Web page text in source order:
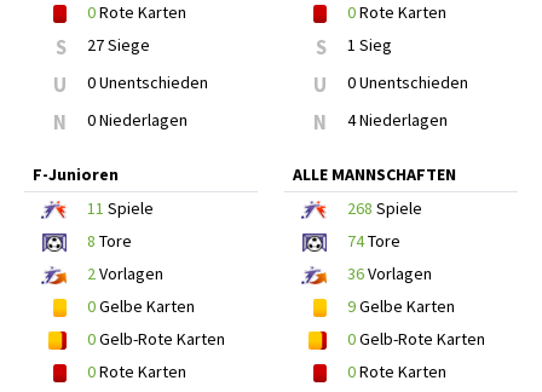
0Rote Karten
S 27 Siege
U 0 Unentschieden
N 0 Niederlagen
0Rote Karten
S 1 Sieg
U 0 Unentschieden
N 4 Niederlagen
F-Junioren
11 Spiele
8 Tore
2Vorlagen
0Gelbe Karten
0Gelb-Rote Karten
0Rote Karten
ALLE MANNSCHAFTEN
268 Spiele
74Tore
36Vorlagen
9Gelbe Karten
0Gelb-Rote Karten
0Rote Karten